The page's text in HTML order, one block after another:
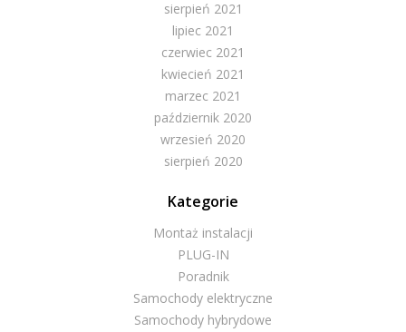
sierpień 2021
lipiec 2021
czerwiec 2021
kwiecień 2021
marzec 2021
październik 2020
wrzesień 2020
sierpień 2020
Kategorie
Montaż instalacji
PLUG-IN
Poradnik
Samochody elektryczne
Samochody hybrydowe